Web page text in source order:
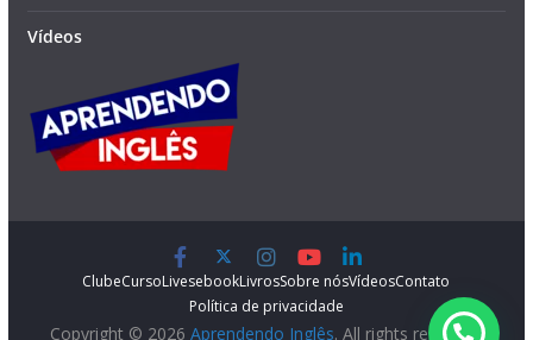
Vídeos
ClubeCursoLivesebookLivrosSobre nósVídeosContato
Política de privacidade
Copyright © 2026 Aprendendo Inglês. All rights reserved.